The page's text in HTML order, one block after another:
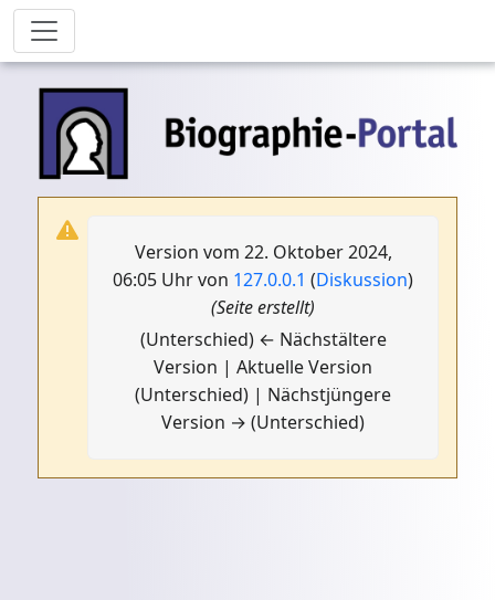
Version vom 22. Oktober 2024,
06:05 Uhr von 127.0.0.1 (Diskussion)
(Seite erstellt)
(Unterschied) ← Nächstältere
Version | Aktuelle Version
(Unterschied) | Nächstjüngere
Version → (Unterschied)